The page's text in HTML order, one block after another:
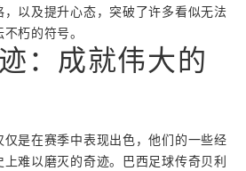
以及提升心态，突破了许多看似无法
朽的符号。
：成就伟大的
是在赛季中表现出色，他们的一些经
难以磨灭的奇迹。巴西足球传奇贝利